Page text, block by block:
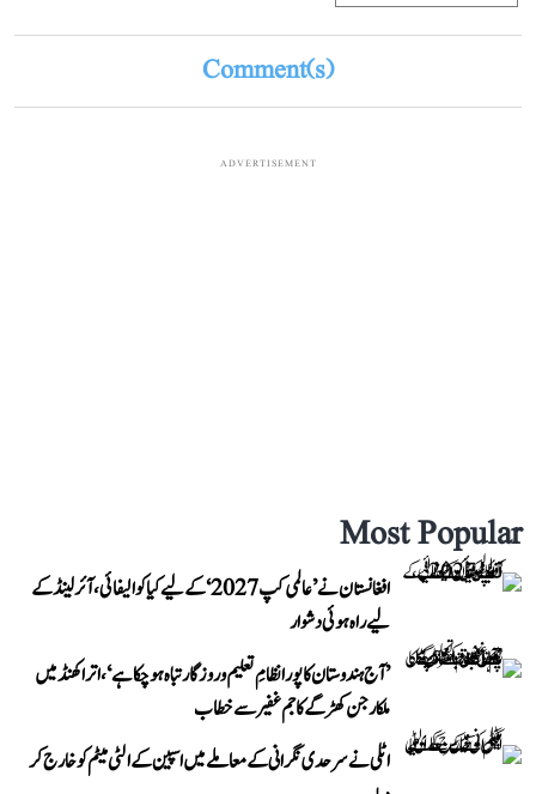
Comment(s)
ADVERTISEMENT
Most Popular
افغانستان نے ’عالمی کپ 2027‘ کے لیے کیا کوالیفائی، آئرلینڈ کے
لیے راہ ہوئی دشوار
’آج ہندوستان کا پورا نظامِ تعلیم و روزگار تباہ ہو چکا ہے‘، اتراکھنڈ میں
ملکارجن کھڑگے کا جم غفیر سے خطاب
اٹلی نے سرحدی نگرانی کے معاملے میں اسپین کے الٹی میٹم کو خارج کر